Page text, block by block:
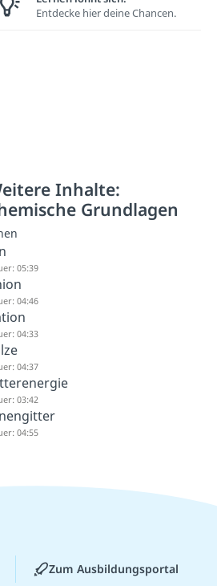
Entdecke hier deine Chancen.
Inhalte:
Grundlagen
05:39
04:46
04:33
04:37
03:42
04:55
Zum Ausbildungsportal